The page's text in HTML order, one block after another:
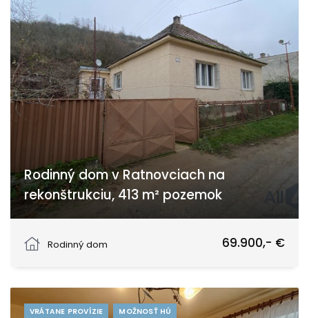
Rodinný dom v Ratnovciach na
rekonštrukciu, 413 m² pozemok
Rodinný dom
69.900,- €
VRÁTANE PROVÍZIE MOŽNOSŤ HÚ